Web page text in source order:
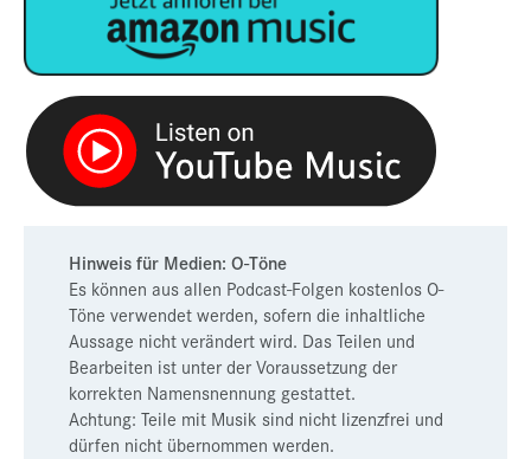
Hinweis für Medien: O-Töne
Es können aus allen Podcast-Folgen kostenlos O-
Töne verwendet werden, sofern die inhaltliche
Aussage nicht verändert wird. Das Teilen und
Bearbeiten ist unter der Voraussetzung der
korrekten Namensnennung gestattet.
Achtung: Teile mit Musik sind nicht lizenzfrei und
dürfen nicht übernommen werden.